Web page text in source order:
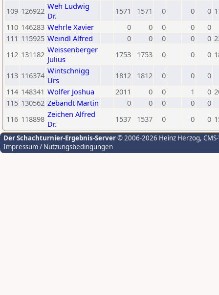
109 126922 Weh Ludwig
Dr.
1571 1571 0 0 0
110 146283 Wehrle Xavier 0 0 0 0
0
111 115925 Weindl Alfred 0 0 0 0 0
112 131182 Weissenberger
Julius
1753 1753 0 0 0
113 116374 Wintschnigg
Urs
1812 1812 0 0
0
114 148341 Wolfer Joshua 2011 0 0 1 0
115 130562 Zebandt Martin 0 0 0 0
0
116 118898 Zeichen Alfred
Dr.
1537 1537 0 0 0
Der Schachturnier-Ergebnis-Server© 2006-2026 Heinz Herzog,
Impressum / Nutzungsbedingungen